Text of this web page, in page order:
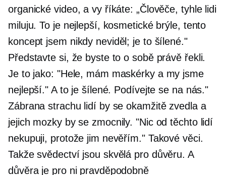
organické video, a vy říkáte: „Člověče, tyhle lidi
miluju. To je nejlepší, kosmetické brýle, tento
koncept jsem nikdy neviděl; je to šílené."
Představte si, že byste to o sobě právě řekli.
Je to jako: "Hele, mám maskérky a my jsme
nejlepší." A to je šílené. Podívejte se na nás."
Zábrana strachu lidí by se okamžitě zvedla a
jejich mozky by se zmocnily. "Nic od těchto lidí
nekupuji, protože jim nevěřím." Takové věci.
Takže svědectví jsou skvělá pro důvěru. A
důvěra je pro ni pravděpodobně